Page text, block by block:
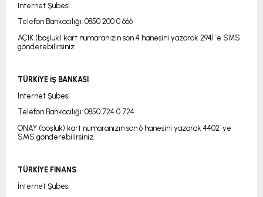
İnternet Şubesi
Telefon Bankacılığı: 0850 200 0 666
AÇIK (boşluk) kart numaranızın son 4 hanesini yazarak 2941`e SMS
gönderebilirsiniz.
TÜRKİYE İŞ BANKASI
İnternet Şubesi
Telefon Bankacılığı: 0850 724 0 724
ONAY (boşluk) kart numaranızın son 6 hanesini yazarak 4402`ye
SMS gönderebilirsiniz.
TÜRKİYE FİNANS
İnternet Şubesi